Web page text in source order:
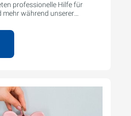
professionelle Hilfe für
mehr während unserer